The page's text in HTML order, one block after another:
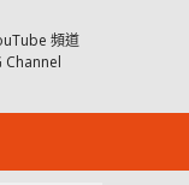
頻道
Channel